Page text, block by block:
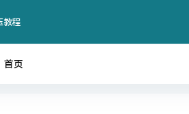
教程
首页